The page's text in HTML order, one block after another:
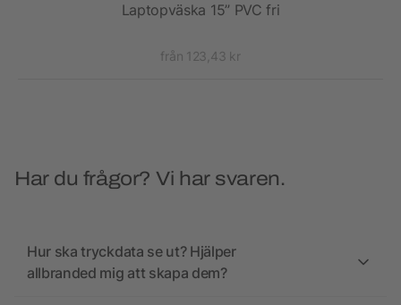
Laptopväska 15” PVC fri
från 123,43 kr
Har du frågor? Vi har svaren.
Hur ska tryckdata se ut? Hjälper
allbranded mig att skapa dem?